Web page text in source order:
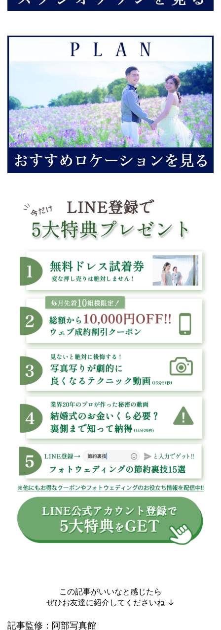
この記事がいいなと感じたら
ぜひお友達に紹介してくださいね ↓
記事監修：阿部写真館